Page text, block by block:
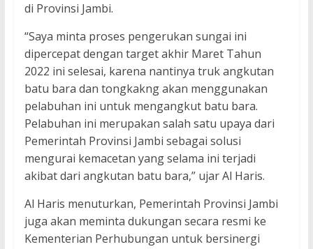
di Provinsi Jambi.
“Saya minta proses pengerukan sungai ini
dipercepat dengan target akhir Maret Tahun
2022 ini selesai, karena nantinya truk angkutan
batu bara dan tongkakng akan menggunakan
pelabuhan ini untuk mengangkut batu bara.
Pelabuhan ini merupakan salah satu upaya dari
Pemerintah Provinsi Jambi sebagai solusi
mengurai kemacetan yang selama ini terjadi
akibat dari angkutan batu bara,” ujar Al Haris.
Al Haris menuturkan, Pemerintah Provinsi Jambi
juga akan meminta dukungan secara resmi ke
Kementerian Perhubungan untuk bersinergi